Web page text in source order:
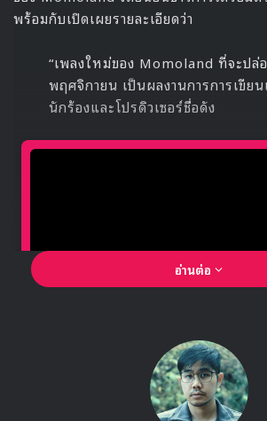
พร้อมกับเปิดเผยรายละเอียดว่า
“เพลงใหม่ของ Momoland ที่จะปล่
พฤศจิกายน เป็นผลงานการการเขียน
นักร้องและโปรดิวเซอร์ชื่อดัง
🎙GYUBIN ปลื้มเมืองไทยขนาดไหน
MV เพลงใหม่ LIKE U 100 ที่
อ่านต่อ